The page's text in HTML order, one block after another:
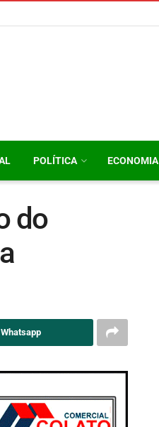
POLÍTICA ECONOMIA
do
Whatsapp